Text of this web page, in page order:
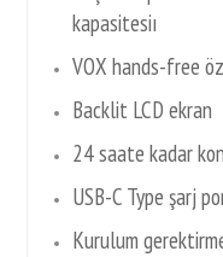
kapasitesiı
VOX hands-free
Backlit LCD ekran
24 saate kadar
USB-C Type şarj
Kurulum